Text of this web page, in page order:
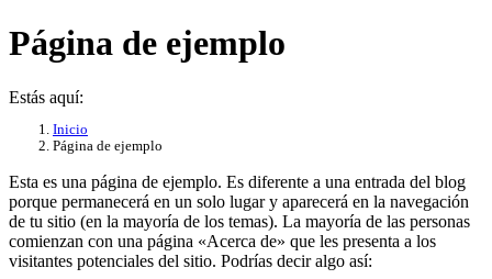
Página de ejemplo
Estás aquí:
Inicio
Página de ejemplo
Esta es una página de ejemplo. Es diferente a una entrada del blog
porque permanecerá en un solo lugar y aparecerá en la navegación
de tu sitio (en la mayoría de los temas). La mayoría de las personas
comienzan con una página «Acerca de» que les presenta a los
visitantes potenciales del sitio. Podrías decir algo así: